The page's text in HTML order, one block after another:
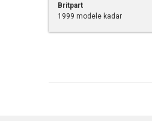
Britpart
1999 modele kadar